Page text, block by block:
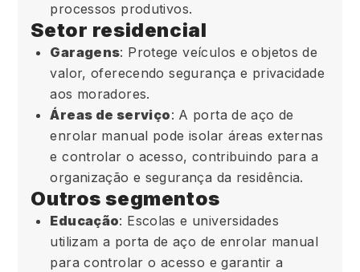
processos produtivos.
Setor residencial
Garagens: Protege veículos e objetos de
valor, oferecendo segurança e privacidade
aos moradores.
Áreas de serviço: A porta de aço de
enrolar manual pode isolar áreas externas
e controlar o acesso, contribuindo para a
organização e segurança da residência.
Outros segmentos
Educação: Escolas e universidades
utilizam a porta de aço de enrolar manual
para controlar o acesso e garantir a